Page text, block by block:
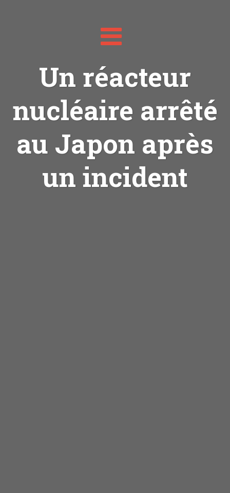
Toggle
navigation
Un réacteur
nucléaire arrêté
au Japon après
un incident